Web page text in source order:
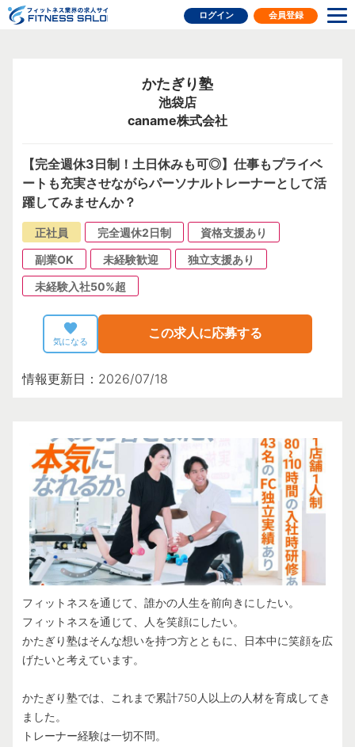
フィットネス業界の求人
ログイン 会員登録
かたぎり塾
池袋店
caname株式会社
【完全週休3日制！土日休みも可◎】仕事もプライベ
ートも充実させながらパーソナルトレーナーとして活
躍してみませんか？
正社員 完全週休2日制
資格支援あり
副業OK
未経験歓迎
独立支援あり
未経験入社50%超
気になる
この求人に応募する
情報更新日：2026/07/18
フィットネスを通じて、誰かの人生を前向きにしたい。
フィットネスを通じて、人を笑顔にしたい。
かたぎり塾はそんな想いを持つ方とともに、日本中に笑顔を広
げたいと考えています。
かたぎり塾では、これまで累計750人以上の人材を育成してき
ました。
トレーナー経験は一切不問。